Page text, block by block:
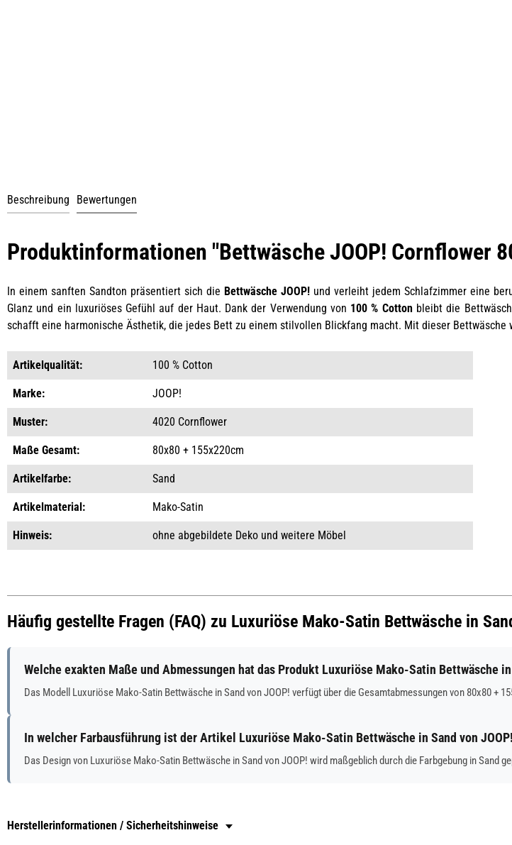
Beschreibung Bewertungen
Produktinformationen "Bettwäsche JOOP! Cornflower
In einem sanften Sandton präsentiert sich die Bettwäsche JOOP! und verleiht jedem Schlafzimmer eine
Glanz und ein luxuriöses Gefühl auf der Haut. Dank der Verwendung von 100 % Cottonbleibt die
schafft eine harmonische Ästhetik, die jedes Bett zu einem stilvollen Blickfang macht. Mit dieser
Artikelqualität: 100 % Cotton
Marke: JOOP!
Muster: 4020 Cornflower
Maße Gesamt: 80x80 + 155x220cm
Artikelfarbe: Sand
Artikelmaterial: Mako-Satin
Hinweis: ohne abgebildete Deko und weitere Möbel
Häufig gestellte Fragen (FAQ) zu Luxuriöse Mako-Satin Bettwäsche in
Welche exakten Maße und Abmessungen hat das Produkt Luxuriöse Mako-Satin Bettwäsche in
Das Modell Luxuriöse Mako-Satin Bettwäsche in Sand von JOOP! verfügt über die Gesamtabmessungen von 80x80 +
In welcher Farbausführung ist der Artikel Luxuriöse Mako-Satin Bettwäsche in Sand von
Das Design von Luxuriöse Mako-Satin Bettwäsche in Sand von JOOP! wird maßgeblich durch die Farbgebung in Sand
Herstellerinformationen / Sicherheitshinweise